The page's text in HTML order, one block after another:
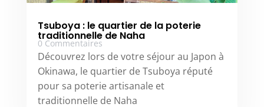
Tsuboya : le quartier de la poterie
traditionnelle de Naha
0 Commentaires
Découvrez lors de votre séjour au Japon à
Okinawa, le quartier de Tsuboya réputé
pour sa poterie artisanale et
traditionnelle de Naha